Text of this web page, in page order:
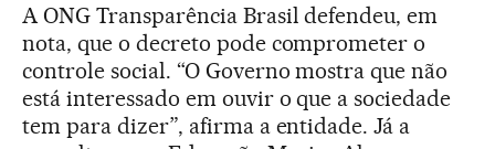
A ONG Transparência Brasil defendeu, em
nota, que o decreto pode comprometer o
controle social. “O Governo mostra que não
está interessado em ouvir o que a sociedade
tem para dizer”, afirma a entidade. Já a